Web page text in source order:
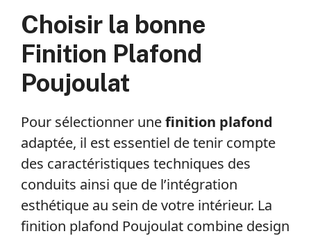
Choisir la bonne
Finition Plafond
Poujoulat
Pour sélectionner unefinition plafond
adaptée, il est essentiel de tenir compte
des caractéristiques techniques des
conduits ainsi que de l’intégration
esthétique au sein de votre intérieur. La
finition plafond Poujoulat combine design